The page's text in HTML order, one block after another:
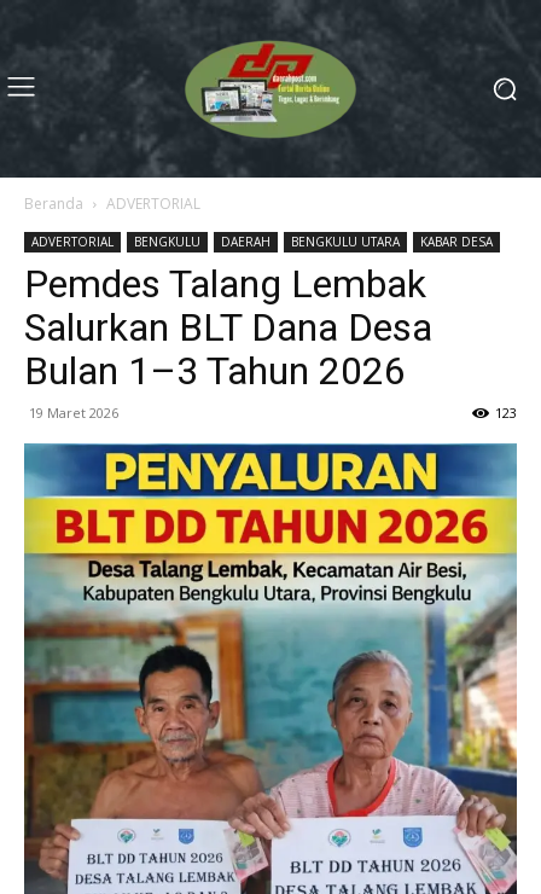
Beranda ADVERTORIAL
ADVERTORIAL BENGKULU DAERAH BENGKULU UTARA KABAR DESA
Pemdes Talang Lembak
Salurkan BLT Dana Desa
Bulan 1–3 Tahun 2026
19 Maret 2026 123